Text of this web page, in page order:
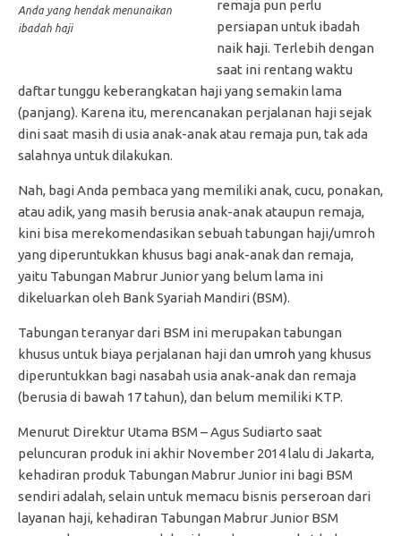
Anda yang hendak menunaikan
ibadah haji
remaja pun perlu
persiapan untuk ibadah
naik haji. Terlebih dengan
saat ini rentang waktu
daftar tunggu keberangkatan haji yang semakin lama
(panjang). Karena itu, merencanakan perjalanan haji sejak
dini saat masih di usia anak-anak atau remaja pun, tak ada
salahnya untuk dilakukan.
Nah, bagi Anda pembaca yang memiliki anak, cucu, ponakan,
atau adik, yang masih berusia anak-anak ataupun remaja,
kini bisa merekomendasikan sebuah tabungan haji/umroh
yang diperuntukkan khusus bagi anak-anak dan remaja,
yaitu Tabungan Mabrur Junior yang belum lama ini
dikeluarkan oleh Bank Syariah Mandiri (BSM).
Tabungan teranyar dari BSM ini merupakan tabungan
khusus untuk biaya perjalanan haji danumrohyang khusus
diperuntukkan bagi nasabah usia anak-anak dan remaja
(berusia di bawah 17 tahun), dan belum memiliki KTP.
Menurut Direktur Utama BSM – Agus Sudiarto saat
peluncuran produk ini akhir November 2014 lalu di Jakarta,
kehadiran produk Tabungan Mabrur Junior ini bagi BSM
sendiri adalah, selain untuk memacu bisnis perseroan dari
layanan haji, kehadiran Tabungan Mabrur Junior BSM